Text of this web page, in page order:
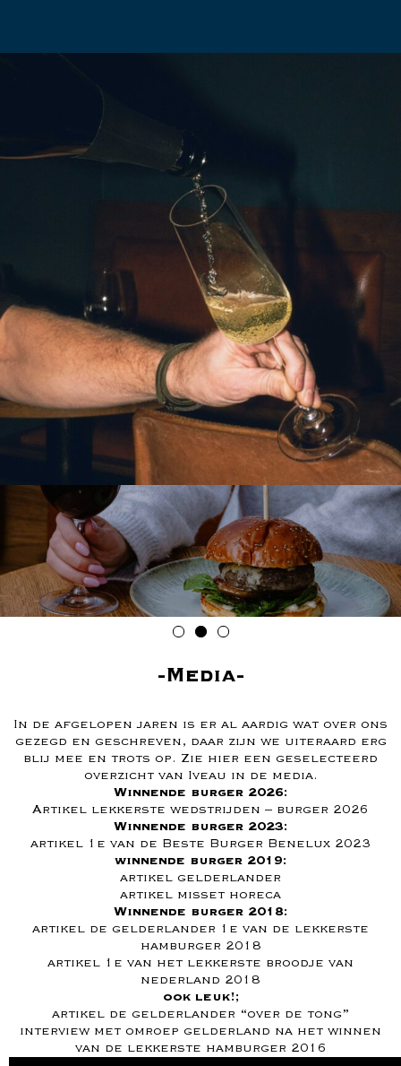
Media
In de afgelopen jaren is er al aardig wat over ons
gezegd en geschreven, daar zijn we uiteraard erg
blij mee en trots op. Zie hier een geselecteerd
overzicht van Iveau in de media.
Winnende burger 2026:
Artikel lekkerste wedstrijden – burger 2026
Winnende burger 2023:
artikel 1e van de Beste Burger Benelux 2023
winnende burger 2019:
artikel gelderlander
artikel misset horeca
Winnende burger 2018:
artikel de gelderlander 1e van de lekkerste
hamburger 2018
artikel 1e van het lekkerste broodje van
nederland 2018
ook leuk!;
artikel de gelderlander “over de tong”
interview met omroep gelderland na het winnen
van de lekkerste hamburger 2016